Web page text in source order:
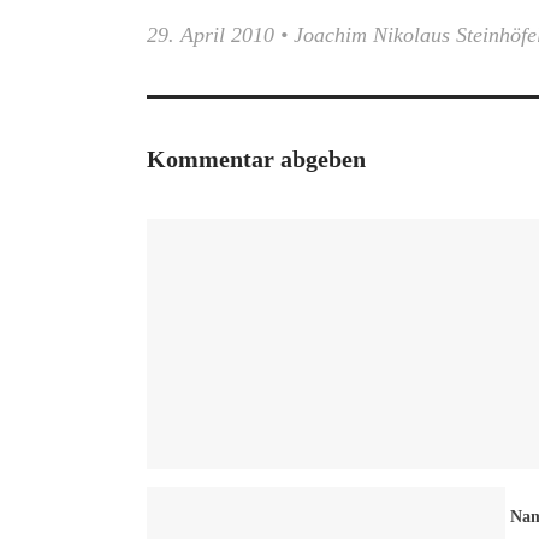
29. April 2010 • Joachim Nikolaus
Kommentar abgeben